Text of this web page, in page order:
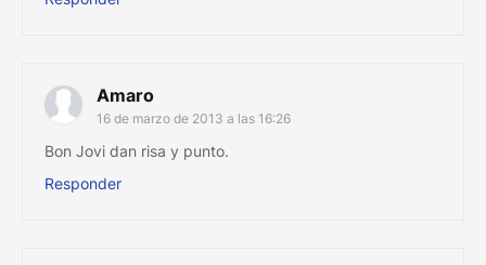
Amaro
16 de marzo de 2013 a las 16:26
Bon Jovi dan risa y punto.
Responder